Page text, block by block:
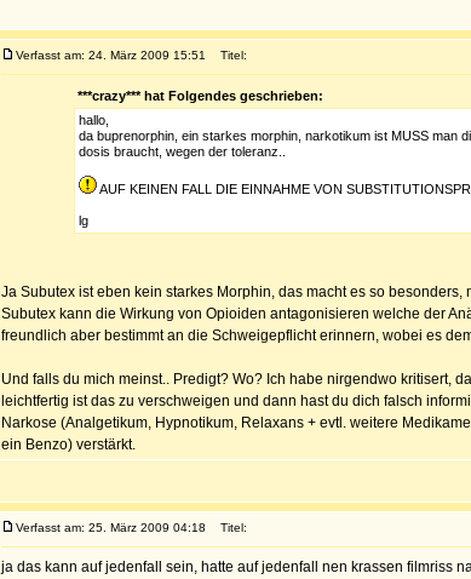
Verfasst am: 24. März 2009 15:51 Titel:
***crazy*** hat Folgendes geschrieben:
hallo,
da buprenorphin, ein starkes morphin, narkotikum ist MUSS man
dosis braucht, wegen der toleranz..
AUF KEINEN FALL DIE EINNAHME VON
lg
Ja Subutex ist eben kein starkes Morphin, das macht es so
Subutex kann die Wirkung von Opioiden antagonisieren welche der
freundlich aber bestimmt an die Schweigepflicht erinnern, wobei es
Und falls du mich meinst.. Predigt? Wo? Ich habe nirgendwo kritisert,
leichtfertig ist das zu verschweigen und dann hast du dich falsch
Narkose (Analgetikum, Hypnotikum, Relaxans + evtl. weitere
ein Benzo) verstärkt.
Verfasst am: 25. März 2009 04:18 Titel:
ja das kann auf jedenfall sein, hatte auf jedenfall nen krassen filmriss